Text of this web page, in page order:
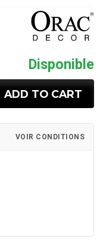
Disponible
ADD TO CART
VOIR CONDITIONS